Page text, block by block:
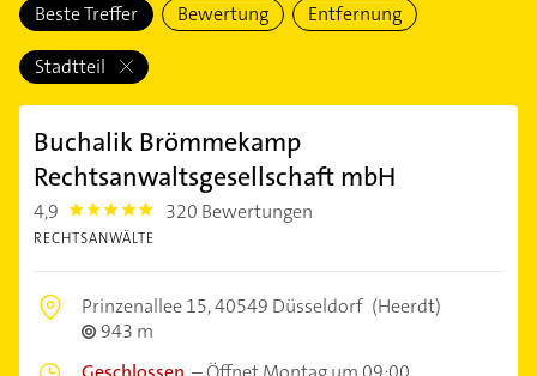
Beste Treffer Bewertung Entfernung
Stadtteil
Buchalik Brömmekamp
Rechtsanwaltsgesellschaft mbH
4,9 4.9 320 Bewertungen
RECHTSANWÄLTE
Prinzenallee 15,40549 Düsseldorf (Heerdt)
943 m